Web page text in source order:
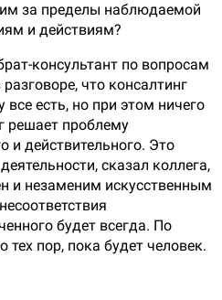
за пределы наблюдаемой
и действиям?
консультант по вопросам
что консалтинг
есть, но при этом ничего
решает проблему
и действительного. Это
сказал коллега,
и незаменим искусственным
будет всегда. По
тех пор, пока будет человек.